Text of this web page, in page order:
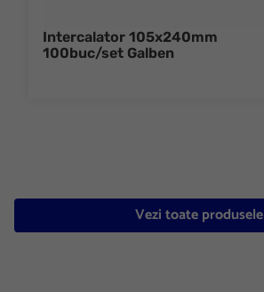
Intercalator 105x240mm
100buc/set Galben
Vezi toate produsele